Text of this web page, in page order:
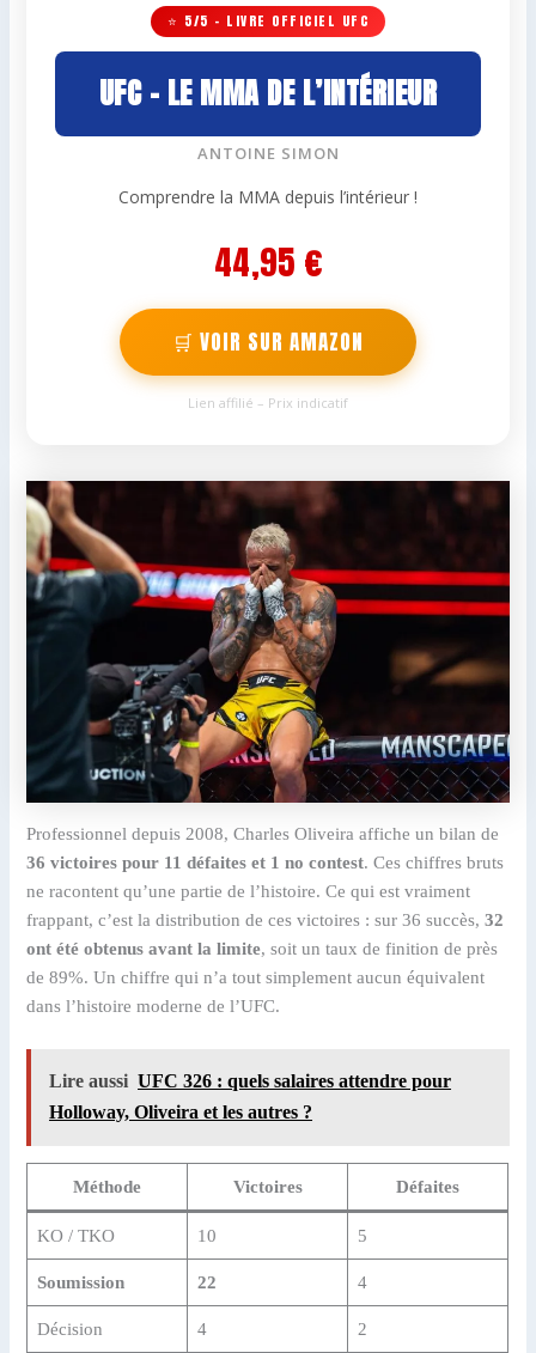
⭐ 5/5 – LIVRE OFFICIEL UFC
UFC – LE MMA DE L’INTÉRIEUR
ANTOINE SIMON
Comprendre la MMA depuis l’intérieur !
44,95 €
🛒 VOIR SUR AMAZON
Lien affilié – Prix indicatif
Professionnel depuis 2008, Charles Oliveira affiche un bilan de
36 victoires pour 11 défaites et 1 no contest. Ces chiffres bruts
ne racontent qu’une partie de l’histoire. Ce qui est vraiment
frappant, c’est la distribution de ces victoires : sur 36 succès,32
ont été obtenus avant la limite, soit un taux de finition de près
de 89%. Un chiffre qui n’a tout simplement aucun équivalent
dans l’histoire moderne de l’UFC.
Lire aussi UFC 326 : quels salaires attendre pour
Holloway, Oliveira et les autres ?
Méthode Victoires Défaites
KO / TKO 10 5
Soumission 22 4
Décision 4 2